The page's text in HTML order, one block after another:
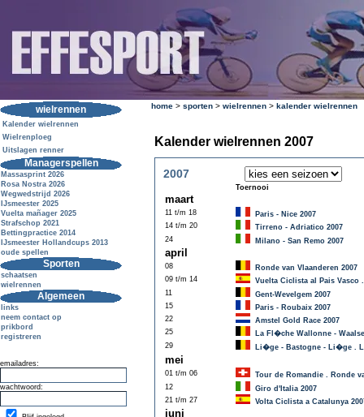
wielrennen
Kalender wielrennen
Wielrenploeg
Uitslagen renner
Managerspellen
Massasprint 2026
Rosa Nostra 2026
Wegwedstrijd 2026
IJsmeester 2025
Vuelta mañager 2025
Strafschop 2021
Bettingpractice 2014
IJsmeester Hollandcups 2013
oude spellen
Sporten
schaatsen
wielrennen
Algemeen
links
neem contact op
prikbord
registreren
emailadres:
wachtwoord:
home > sporten > wielrennen > kalender wielrennen
Kalender wielrennen 2007
2007
Toernooi
maart
11 t/m 18
Paris - Nice 2007
14 t/m 20
Tirreno - Adriatico 2007
24
Milano - San Remo 2007
april
08
Ronde van Vlaanderen 2007
09 t/m 14
Vuelta Ciclista al Pais Vasco
11
Gent-Wevelgem 2007
15
Paris - Roubaix 2007
22
Amstel Gold Race 2007
25
La Fl�che Wallonne -
29
Li�ge - Bastogne - Li�ge .
mei
01 t/m 06
Tour de Romandie . Ronde
12
Giro d'Italia 2007
21 t/m 27
Volta Ciclista a Catalunya
juni